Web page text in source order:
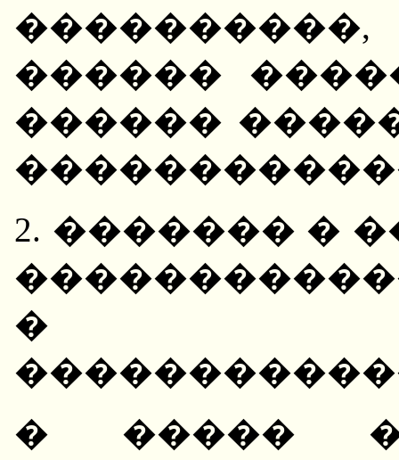
������
������
2. ������� �
�
� �����